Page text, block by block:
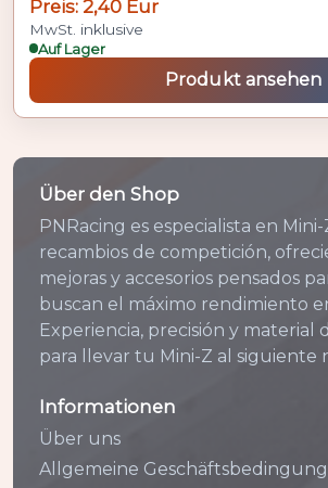
Preis: 2,40 Eur
MwSt. inklusive
Auf Lager
Produkt ansehen
Über den Shop
PNRacing es especialista en
recambios de competición,
mejoras y accesorios pensados
buscan el máximo rendimiento
Experiencia, precisión y material
para llevar tu Mini-Z al siguiente
Informationen
Über uns
Allgemeine